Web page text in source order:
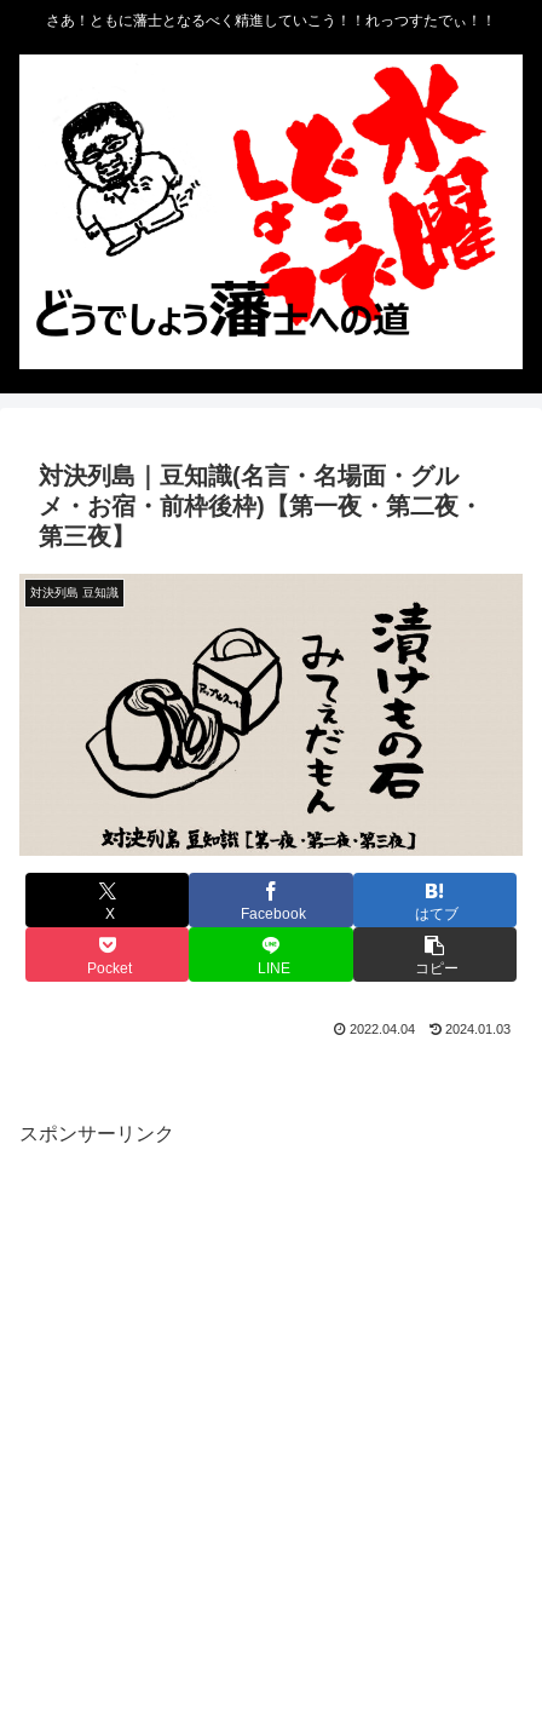
さあ！ともに藩士となるべく精進していこう！！れっつすたでぃ！！
対決列島｜豆知識(名言・名場面・グル
メ・お宿・前枠後枠)【第一夜・第二夜・
第三夜】
対決列島 豆知識
X Facebook はてブ
Pocket LINE コピー
2022.04.04 2024.01.03
スポンサーリンク